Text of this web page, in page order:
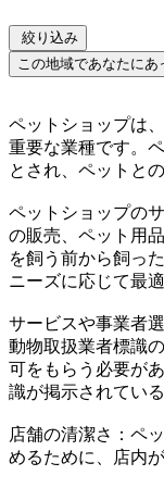
絞り込み
この地域であなたに
ペットショップは
重要な業種です。
とされ、ペットと
ペットショップの
の販売、ペット用
を飼う前から飼っ
ニーズに応じて最
サービスや事業者
動物取扱業者標識
可をもらう必要が
識が掲示されてい
店舗の清潔さ：ペ
めるために、店内